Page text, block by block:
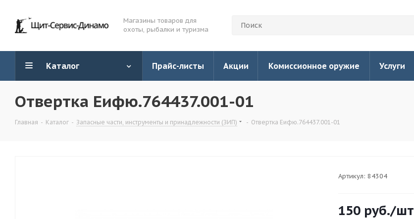
Магазины товаров для
охоты, рыбалки и туризма
Каталог Прайс-листы Акции Комиссионное оружие Услуги
Отвертка Еифю.764437.001-01
Главная - Каталог - Запасные части, инструменты и принадлежности (ЗИП) - Отвертка Еифю.764437.001-01
Артикул: 84304
150 руб./шт